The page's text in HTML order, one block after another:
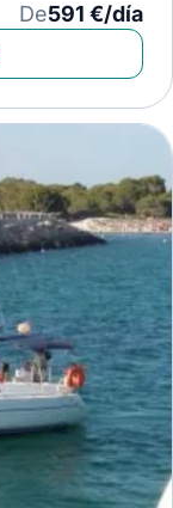
De591 €/día